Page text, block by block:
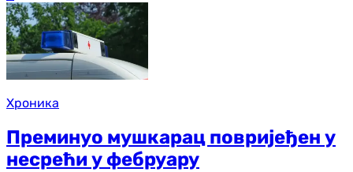
Хроника
Преминуо мушкарац повријеђен у
несрећи у фебруару